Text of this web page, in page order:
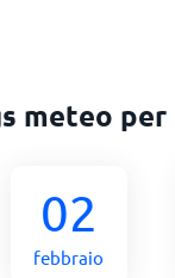
meteo per
02
febbraio